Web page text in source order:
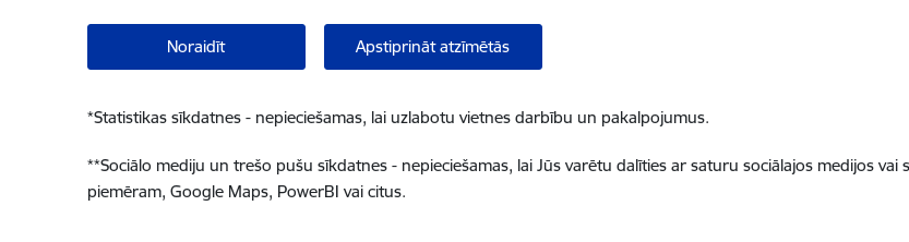
Noraidīt Apstiprināt atzīmētās
*Statistikas sīkdatnes - nepieciešamas, lai uzlabotu vietnes darbību un pakalpojumus.
**Sociālo mediju un trešo pušu sīkdatnes - nepieciešamas, lai Jūs varētu dalīties ar saturu sociālajos medijos
piemēram, Google Maps, PowerBI vai citus.